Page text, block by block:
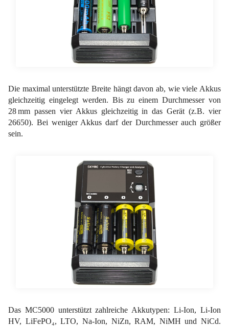
Die maximal unterstützte Breite hängt davon ab, wie viele Akkus
gleichzeitig eingelegt werden. Bis zu einem Durchmesser von
28 mm passen vier Akkus gleichzeitig in das Gerät (z.B. vier
26650). Bei weniger Akkus darf der Durchmesser auch größer
sein.
Das MC5000 unterstützt zahlreiche Akkutypen: Li-Ion, Li-Ion
HV, LiFePO₄, LTO, Na-Ion, NiZn, RAM, NiMH und NiCd.